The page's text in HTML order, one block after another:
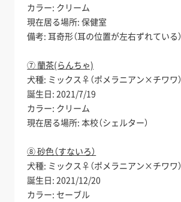
カラー: クリーム
現在居る場所: 保健室
備考: 耳奇形（耳の位置が左右ずれている）
⑦ 蘭茶(らんちゃ)
犬種: ミックス♀（ポメラニアン×チワワ）
誕生日: 2021/7/19
カラー: クリーム
現在居る場所: 本校（シェルター）
⑧ 砂色（すないろ）
犬種: ミックス♀（ポメラニアン×チワワ）
誕生日: 2021/12/20
カラー: セーブル